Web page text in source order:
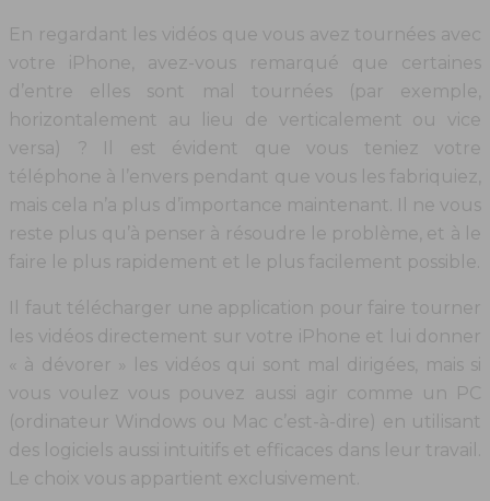
En regardant les vidéos que vous avez tournées avec
votre iPhone, avez-vous remarqué que certaines
d’entre elles sont mal tournées (par exemple,
horizontalement au lieu de verticalement ou vice
versa) ? Il est évident que vous teniez votre
téléphone à l’envers pendant que vous les fabriquiez,
mais cela n’a plus d’importance maintenant. Il ne vous
reste plus qu’à penser à résoudre le problème, et à le
faire le plus rapidement et le plus facilement possible.
Il faut télécharger une application pour faire tourner
les vidéos directement sur votre iPhone et lui donner
« à dévorer » les vidéos qui sont mal dirigées, mais si
vous voulez vous pouvez aussi agir comme un PC
(ordinateur Windows ou Mac c’est-à-dire) en utilisant
des logiciels aussi intuitifs et efficaces dans leur travail.
Le choix vous appartient exclusivement.